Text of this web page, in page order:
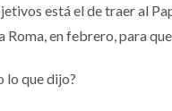
está el de traer al
en febrero, para
lo que dijo?